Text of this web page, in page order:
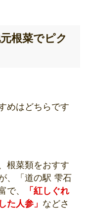
根菜でピク
めはどちらです
根菜類をおすす
、「道の駅 雫石
で、
「紅しぐれ
た人参」 などさ